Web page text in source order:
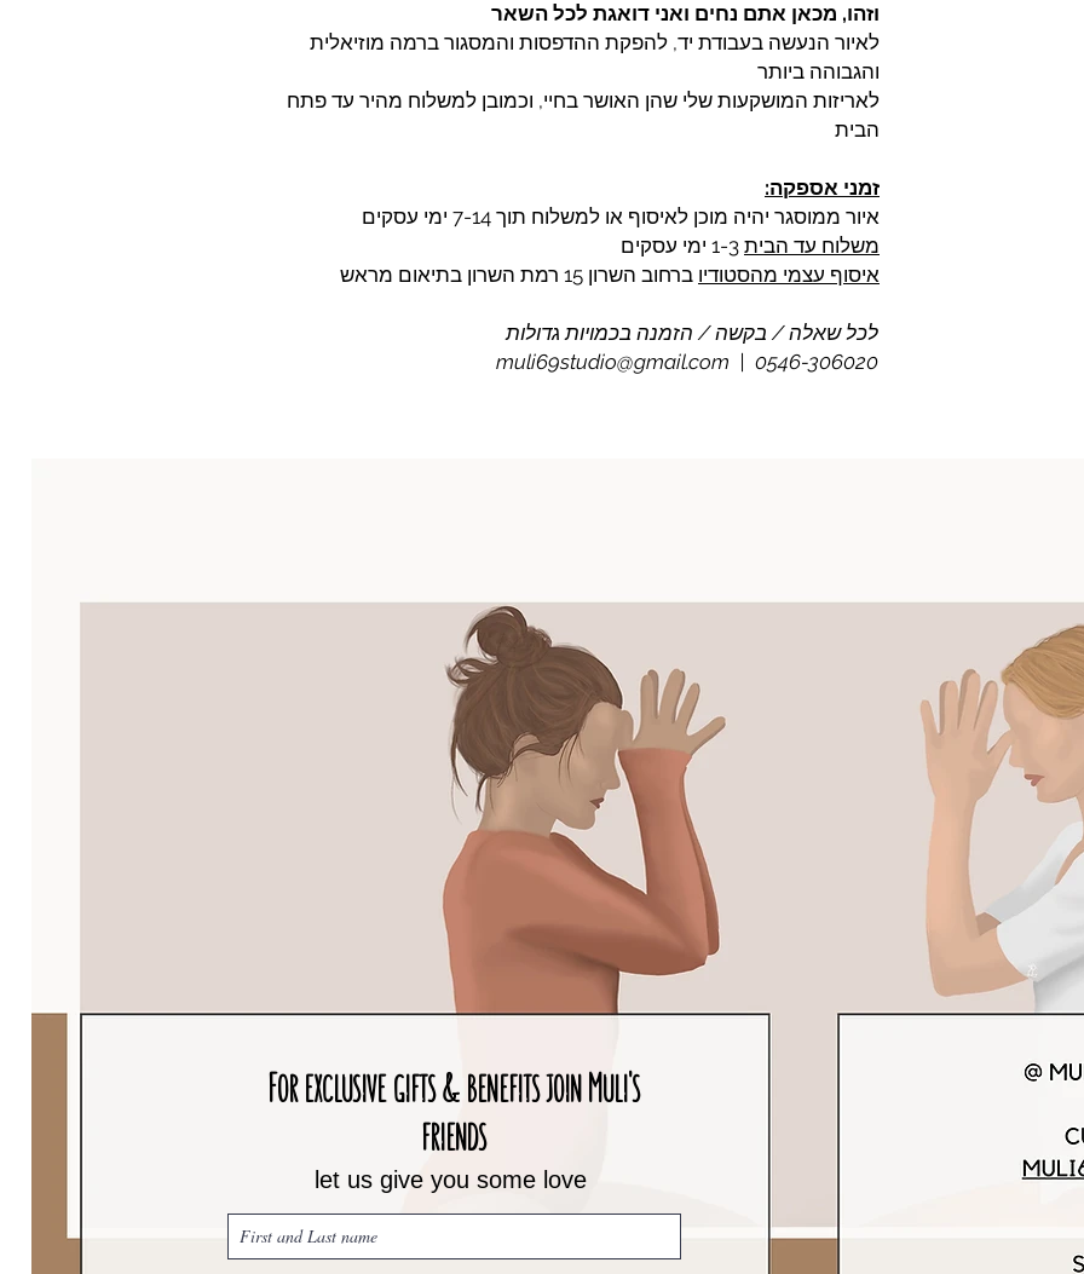
וזהו, מכאן אתם נחים ואני דואגת לכל השאר
לאיור הנעשה בעבודת יד, להפקת ההדפסות והמסגור ברמה מוזיאלית
והגבוהה ביותר
לאריזות המושקעות שלי שהן האושר בחיי, וכמובן למשלוח מהיר עד פתח
הבית
זמני אספקה:
איור ממוסגר יהיה מוכן לאיסוף או למשלוח תוך 7-14 ימי עסקים
משלוח עד הבית
איסוף עצמי מהסטודיו ברחוב השרון 15 רמת השרון בתיאום מראש
לכל שאלה / בקשה / הזמנה בכמויות גדולות
muli69studio@gmail.com | 0546-306020
For exclusive gifts & benefits join Muli's
friends
let us give you some love